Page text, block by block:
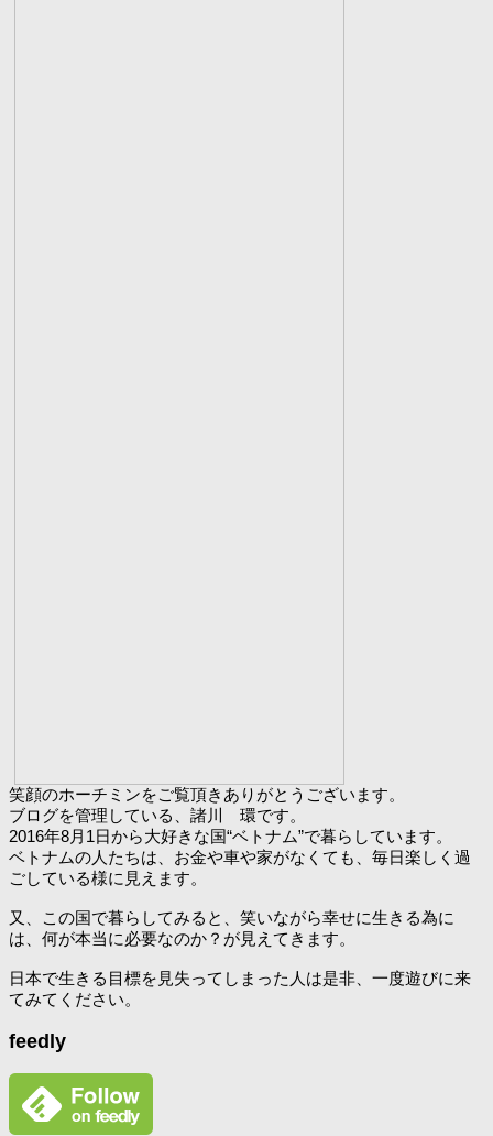
笑顔のホーチミンをご覧頂きありがとうございます。
ブログを管理している、諸川 環です。
2016年8月1日から大好きな国“ベトナム”で暮らしています。
ベトナムの人たちは、お金や車や家がなくても、毎日楽しく過
ごしている様に見えます。
又、この国で暮らしてみると、笑いながら幸せに生きる為に
は、何が本当に必要なのか？が見えてきます。
日本で生きる目標を見失ってしまった人は是非、一度遊びに来
てみてください。
feedly